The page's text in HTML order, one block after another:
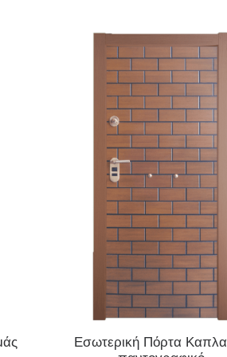
ΔΙΑΒΆΣΤΕ ΠΕΡΙΣΣΌΤΕΡΑ
Εσωτερική Πόρτα